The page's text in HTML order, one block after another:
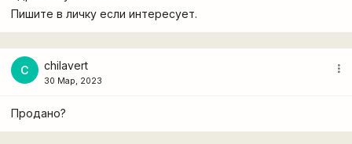
Пишите в личку если интересует.
C chilavert
30 Мар, 2023
more_vert
Продано?